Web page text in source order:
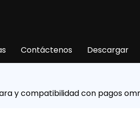
Contáctenos Descargar
y compatibilidad con pagos